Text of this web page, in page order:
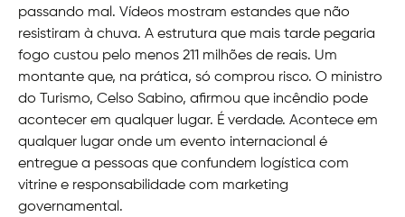
passando mal. Vídeos mostram estandes que não
resistiram à chuva. A estrutura que mais tarde pegaria
fogo custou pelo menos 211 milhões de reais. Um
montante que, na prática, só comprou risco. O ministro
do Turismo, Celso Sabino, afirmou que incêndio pode
acontecer em qualquer lugar. É verdade. Acontece em
qualquer lugar onde um evento internacional é
entregue a pessoas que confundem logística com
vitrine e responsabilidade com marketing
governamental.